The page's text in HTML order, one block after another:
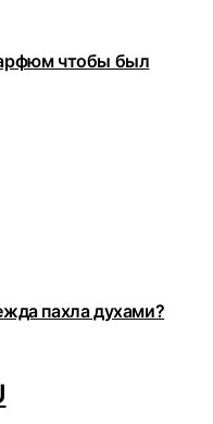
чтобы был
пахла духами?